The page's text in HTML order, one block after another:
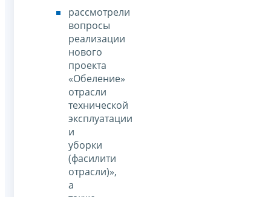
рассмотрели
вопросы
реализации
нового
проекта
«Обеление»
отрасли
технической
эксплуатации
и
уборки
(фасилити
отрасли)»,
а